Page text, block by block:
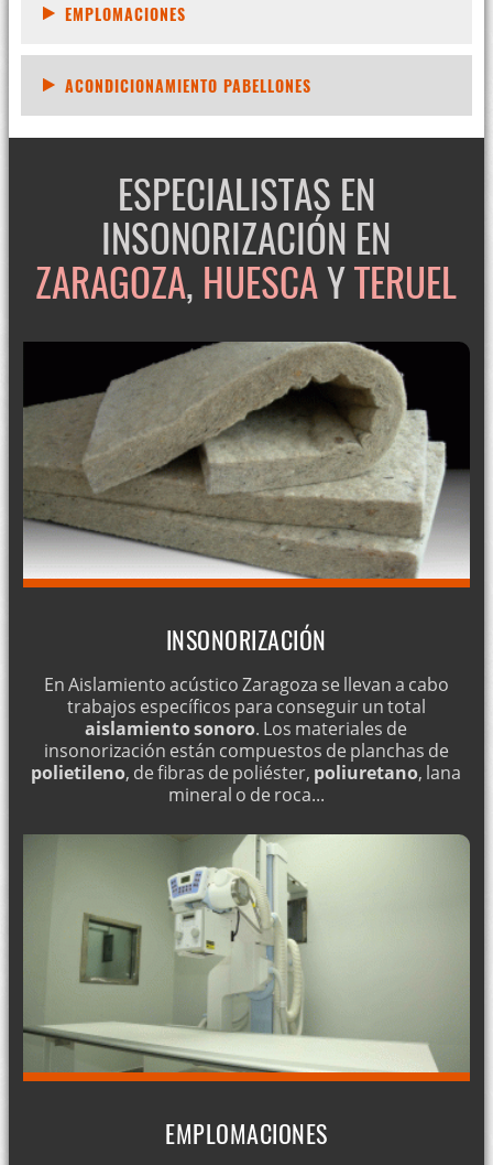
EMPLOMACIONES
ACONDICIONAMIENTO PABELLONES
ESPECIALISTAS EN
INSONORIZACIÓN EN
ZARAGOZA, HUESCAYTERUEL
INSONORIZACIÓN
En Aislamiento acústico Zaragoza se llevan a cabo
trabajos específicos para conseguir un total
aislamiento sonoro. Los materiales de
insonorización están compuestos de planchas de
polietileno, de fibras de poliéster, poliuretano, lana
mineral o de roca...
EMPLOMACIONES